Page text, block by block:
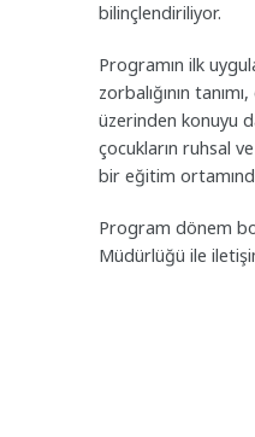
bilinçlendiriliyor.
Programın ilk
zorbalığının
üzerinden konuyu
çocukların ruhsal
bir eğitim
Program dönem
Müdürlüğü ile